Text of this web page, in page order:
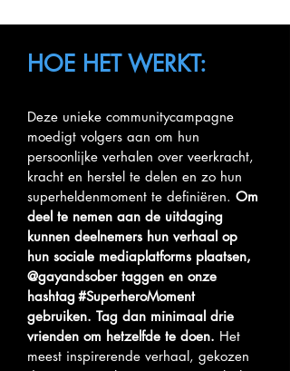
HOE HET WERKT:
Deze unieke communitycampagne
moedigt volgers aan om hun
persoonlijke verhalen over veerkracht,
kracht en herstel te delen en zo hun
superheldenmoment te definiëren. Om
deel te nemen aan de uitdaging
kunnen deelnemers hun verhaal op
hun sociale mediaplatforms plaatsen,
@gayandsober taggen en onze
hashtag#SuperheroMoment
gebruiken. Tag dan minimaal drie
vrienden om hetzelfde te doen. Het
meest inspirerende verhaal, gekozen